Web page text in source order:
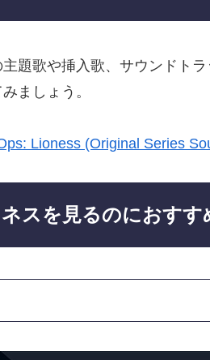
主題歌や挿入歌、サウンドト
ましょう。
Lioness (Original Series
スを見るのにおすす